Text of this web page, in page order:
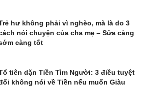
hư không phải vì nghèo, mà là do 3
nói chuyện của cha mẹ – Sửa càng
càng tốt
tiên dặn Tiền Tìm Người: 3 điều tuyệt
không nói về Tiền nếu muốn Giàu